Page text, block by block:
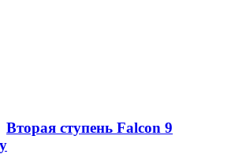
Вторая ступень Falcon 9